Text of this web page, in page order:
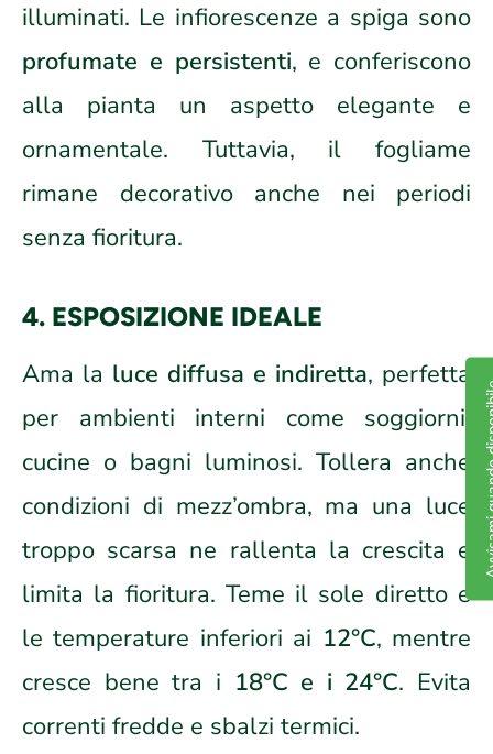
illuminati. Le infiorescenze a spiga sono
profumate e persistenti, e conferiscono
alla pianta un aspetto elegante e
ornamentale. Tuttavia, il fogliame
rimane decorativo anche nei periodi
senza fioritura.
4. ESPOSIZIONE IDEALE
Ama la luce diffusa e indiretta, perfetta
per ambienti interni come soggiorni,
cucine o bagni luminosi. Tollera anche
condizioni di mezz’ombra, ma una luce
troppo scarsa ne rallenta la crescita e
limita la fioritura. Teme il sole diretto e
le temperature inferiori ai 12°C, mentre
cresce bene tra i 18°C e i 24°C. Evita
correnti fredde e sbalzi termici.